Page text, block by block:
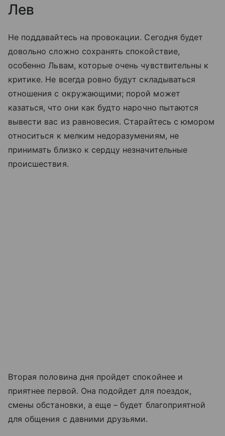
Лев
Не поддавайтесь на провокации. Сегодня будет
довольно сложно сохранять спокойствие,
особенно Львам, которые очень чувствительны к
критике. Не всегда ровно будут складываться
отношения с окружающими; порой может
казаться, что они как будто нарочно пытаются
вывести вас из равновесия. Старайтесь с юмором
относиться к мелким недоразумениям, не
принимать близко к сердцу незначительные
происшествия.
Вторая половина дня пройдет спокойнее и
приятнее первой. Она подойдет для поездок,
смены обстановки, а еще – будет благоприятной
для общения с давними друзьями.